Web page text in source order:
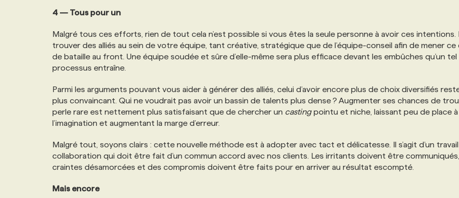
4 — Tous pour un
Malgré tous ces efforts, rien de tout cela n’est possible si vous êtes la seule personne à avoir ces intentions.
trouver des alliés au sein de votre équipe, tant créative, stratégique que de l’équipe-conseil afin de mener ce
de bataille au front. Une équipe soudée et sûre d’elle-même sera plus efficace devant les embûches qu’un tel
processus entraîne.
Parmi les arguments pouvant vous aider à générer des alliés, celui d’avoir encore plus de choix diversifiés
plus convaincant. Qui ne voudrait pas avoir un bassin de talents plus dense ? Augmenter ses chances de
perle rare est nettement plus satisfaisant que de chercher un castingpointu et niche, laissant peu de place à
l’imagination et augmentant la marge d’erreur.
Malgré tout, soyons clairs : cette nouvelle méthode est à adopter avec tact et délicatesse. Il s’agit d’un
collaboration qui doit être fait d’un commun accord avec nos clients. Les irritants doivent être
craintes désamorcées et des compromis doivent être faits pour en arriver au résultat escompté.
Mais encore